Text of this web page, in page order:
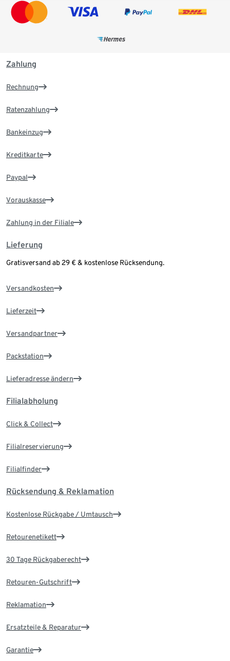
Zahlung
Rechnung
Ratenzahlung
Bankeinzug
Kreditkarte
Paypal
Vorauskasse
Zahlung in der Filiale
Lieferung
Gratisversand ab 29 € & kostenlose Rücksendung.
Versandkosten
Lieferzeit
Versandpartner
Packstation
Lieferadresse ändern
Filialabholung
Click & Collect
Filialreservierung
Filialfinder
Rücksendung & Reklamation
Kostenlose Rückgabe / Umtausch
Retourenetikett
30 Tage Rückgaberecht
Retouren-Gutschrift
Reklamation
Ersatzteile & Reparatur
Garantie